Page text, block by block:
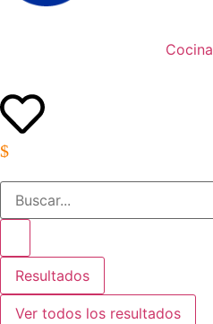
Cocina
Resultados
Ver todos los resultados